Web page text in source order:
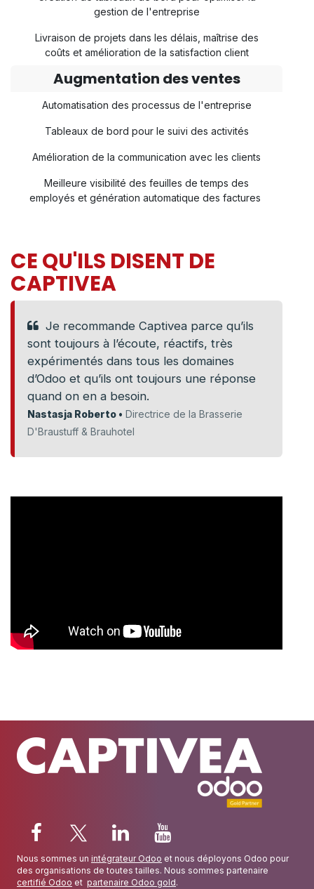
gestion de l'entreprise
Livraison de projets dans les délais, maîtrise des
coûts et amélioration de la satisfaction client
Augmentation des ventes
Automatisation des processus de l'entreprise
Tableaux de bord pour le suivi des activités
Amélioration de la communication avec les clients
Meilleure visibilité des feuilles de temps des
employés et génération automatique des factures
CE QU'ILS DISENT DE
CAPTIVEA
Je recommande Captivea parce qu’ils
sont toujours à l’écoute, réactifs, très
expérimentés dans tous les domaines
d’Odoo et qu’ils ont toujours une réponse
quand on en a besoin.
Nastasja Roberto • Directrice de la Brasserie
D'Braustuff & Brauhotel
Nous sommes un intégrateur Odoo et nous déployons Odoo pour
des organisations de toutes tailles. Nous sommes partenaire
certifié Odoo et partenaire Odoo gold.